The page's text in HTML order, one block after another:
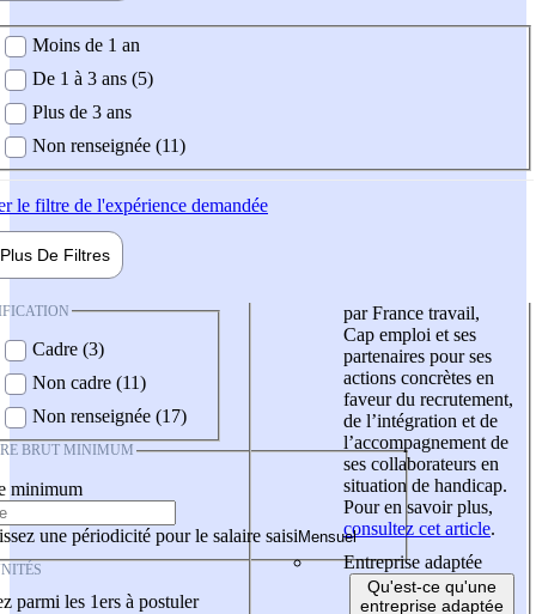
demandée
Moins de 1 an
De 1 à 3 ans (5)
Plus de 3 ans
Non renseignée (11)
le filtre de l'expérience demandée
Plus De Filtres
Cadre (3)
Non cadre (11)
Non renseignée (17)
BRUT MINIMUM
minimum
une périodicité pour le salaire saisi
parmi les 1ers à postuler
par France travail,
Cap emploi et ses
partenaires pour ses
actions concrètes en
faveur du recrutement,
de l’intégration et de
l’accompagnement de
ses collaborateurs en
situation de handicap.
Pour en savoir plus,
consultez cet article.
Entreprise adaptée
Qu'est-ce qu'une
entreprise adaptée